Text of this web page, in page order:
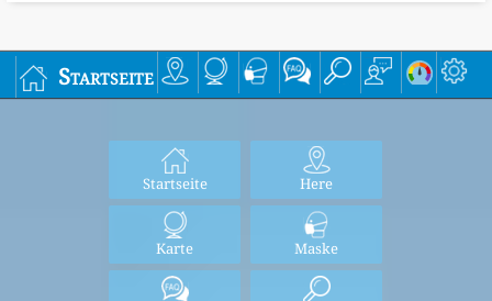
Startseite
Startseite Here
Karte Maske